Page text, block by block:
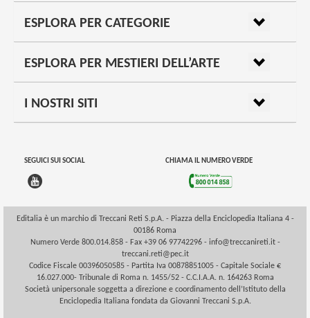
ESPLORA PER CATEGORIE
ESPLORA PER MESTIERI DELL’ARTE
I NOSTRI SITI
SEGUICI SUI SOCIAL CHIAMA IL NUMERO VERDE
Editalia è un marchio di Treccani Reti S.p.A. - Piazza della Enciclopedia Italiana 4 -
00186 Roma
Numero Verde 800.014.858 - Fax +39 06 97742296 - info@treccanireti.it-
treccani.reti@pec.it
Codice Fiscale 00396050585 - Partita Iva 00878851005 - Capitale Sociale €
16.027.000- Tribunale di Roma n. 1455/52 - C.C.I.A.A. n. 164263 Roma
Società unipersonale soggetta a direzione e coordinamento dell’Istituto della
Enciclopedia Italiana fondata da Giovanni Treccani S.p.A.